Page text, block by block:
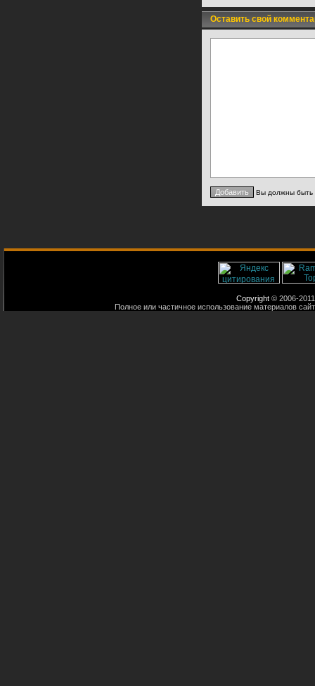
Оставить свой
Вы должны быть
Copyright © 2006-
Полное или частичное использование материалов